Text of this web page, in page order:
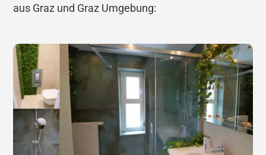
aus Graz und Graz Umgebung: